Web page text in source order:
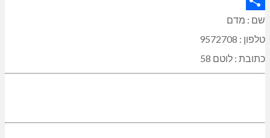
Link
Share
שם : מדם
טלפון : 9572708
כתובת : לוטם 58